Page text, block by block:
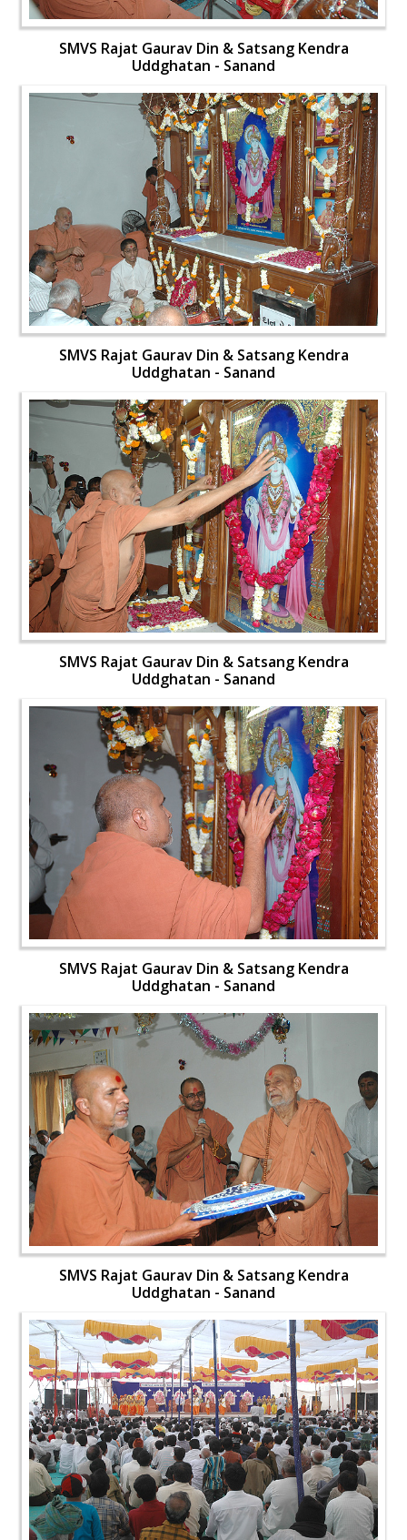
SMVS Rajat Gaurav Din & Satsang Kendra
Uddghatan - Sanand
SMVS Rajat Gaurav Din & Satsang Kendra
Uddghatan - Sanand
SMVS Rajat Gaurav Din & Satsang Kendra
Uddghatan - Sanand
SMVS Rajat Gaurav Din & Satsang Kendra
Uddghatan - Sanand
SMVS Rajat Gaurav Din & Satsang Kendra
Uddghatan - Sanand